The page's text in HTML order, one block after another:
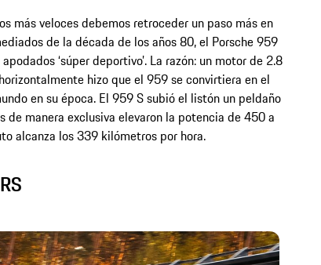
más veloces debemos retroceder un paso más en
de la década de los años 80, el Porsche 959
‘súper deportivo’. La razón: un motor de 2.8
hizo que el 959 se convirtiera en el
en su época. El 959 S subió el listón un peldaño
de manera exclusiva elevaron la potencia de 450 a
alcanza los 339 kilómetros por hora.